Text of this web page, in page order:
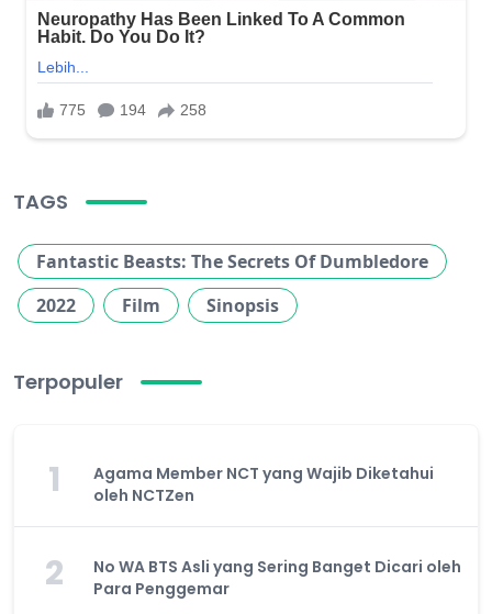
TAGS
Fantastic Beasts: The Secrets Of Dumbledore
2022
Film Sinopsis
Terpopuler
1
Agama Member NCT yang Wajib Diketahui
oleh NCTZen
2
No WA BTS Asli yang Sering Banget Dicari oleh
Para Penggemar